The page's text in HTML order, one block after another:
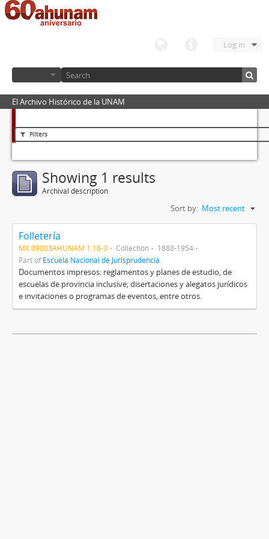
Log in
El Archivo Histórico de la UNAM
Filters
Showing 1 results
Archival description
Sort by: Most recent
Folletería
MX 09003AHUNAM 1.16-3 Collection
1888-1954
Part ofEscuela Nacional de Jurisprudencia
Documentos impresos: reglamentos y planes de estudio, de
escuelas de provincia inclusive; disertaciones y alegatos jurídicos
e invitaciones o programas de eventos, entre otros.